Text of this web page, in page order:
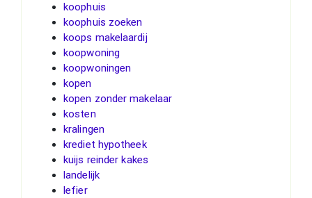
koophuis
koophuis zoeken
koops makelaardij
koopwoning
koopwoningen
kopen
kopen zonder makelaar
kosten
kralingen
krediet hypotheek
kuijs reinder kakes
landelijk
lefier